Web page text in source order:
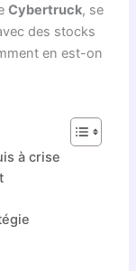
Cybertruck, se
des stocks
en est-on
à crise